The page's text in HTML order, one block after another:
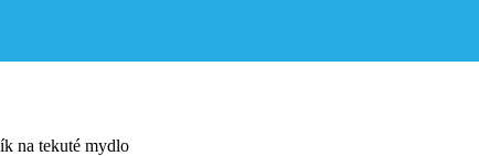
na tekuté mydlo